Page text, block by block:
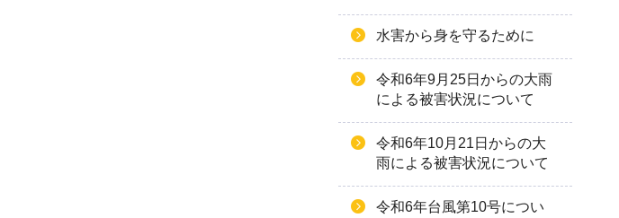
水害から身を守るために
令和6年9月25日からの大雨
による被害状況について
令和6年10月21日からの大
雨による被害状況について
令和6年台風第10号につい